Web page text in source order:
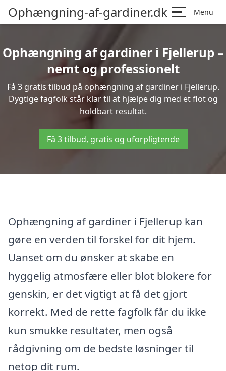
Ophængning-af-gardiner.dk Menu
Ophængning af gardiner i Fjellerup –
nemt og professionelt
Få 3 gratis tilbud på ophængning af gardiner i Fjellerup.
Dygtige fagfolk står klar til at hjælpe dig med et flot og
holdbart resultat.
Få 3 tilbud, gratis og uforpligtende
Ophængning af gardiner i Fjellerup kan
gøre en verden til forskel for dit hjem.
Uanset om du ønsker at skabe en
hyggelig atmosfære eller blot blokere for
genskin, er det vigtigt at få det gjort
korrekt. Med de rette fagfolk får du ikke
kun smukke resultater, men også
rådgivning om de bedste løsninger til
netop dit rum.